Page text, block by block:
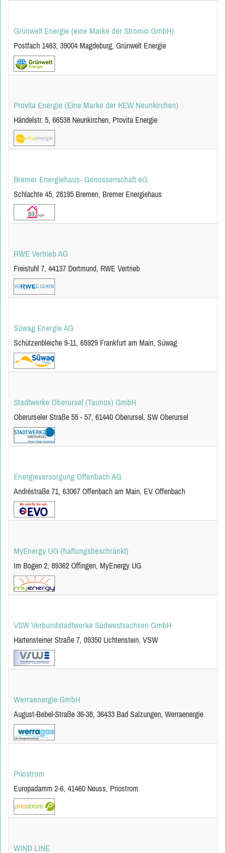
Grünwelt Energie (eine Marke der Stromio GmbH)
Postfach 1463, 39004 Magdeburg, Grünwelt Energie
Provita Energie (Eine Marke der KEW Neunkirchen)
Händelstr. 5, 66538 Neunkirchen, Provita Energie
Bremer Energiehaus- Genossenschaft eG
Schlachte 45, 28195 Bremen, Bremer Energiehaus
RWE Vertrieb AG
Freistuhl 7, 44137 Dortmund, RWE Vertrieb
Süwag Energie AG
Schützenbleiche 9-11, 65929 Frankfurt am Main, Süwag
Stadtwerke Oberursel (Taunus) GmbH
Oberurseler Straße 55 - 57, 61440 Oberursel, SW Oberursel
Energieversorgung Offenbach AG
Andréstraße 71, 63067 Offenbach am Main, EV Offenbach
MyEnergy UG (haftungsbeschränkt)
Im Bogen 2, 89362 Offingen, MyEnergy UG
VSW Verbundstadtwerke Südwestsachsen GmbH
Hartensteiner Straße 7, 09350 Lichtenstein, VSW
Werraenergie GmbH
August-Bebel-Straße 36-38, 36433 Bad Salzungen, Werraenergie
Priostrom
Europadamm 2-6, 41460 Neuss, Priostrom
WIND LINE